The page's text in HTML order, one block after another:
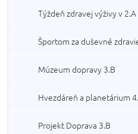
Týždeň zdravej výživy v 2.A
Športom za duševné
Múzeum dopravy 3.B
Hvezdáreň a planetárium
Projekt Doprava 3.B